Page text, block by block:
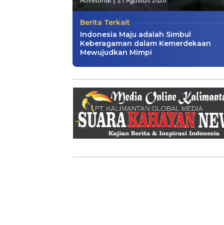
Berita Terkait
Indonesia Maju adalah Simbul
Keberagaman dalam Kemerdekaan
Mewujudkan Mimpi